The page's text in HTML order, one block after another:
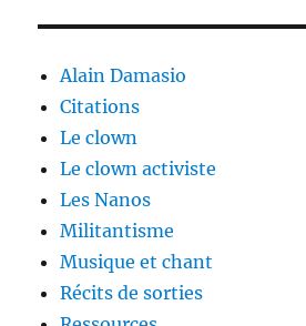
Alain Damasio
Citations
Le clown
Le clown activiste
Les Nanos
Militantisme
Musique et chant
Récits de sorties